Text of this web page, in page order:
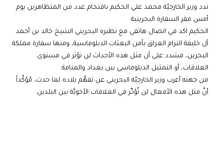
ندد وزير الخارجيّة محمد علي الحكيم باقتحام عدد من المتظاهرين يوم
أمس مقر السفارة البحرينية
الحكيم اكد في اتصال هاتفي مع نظيره البحريني الشيخ خالد بن أحمد
آل خليفة التزام العراق بأمن البعثات الدبلوماسية، ومنها سفارة مملكة
البحرين، مشدد على أن مثل هذه الأحداث لن تؤثر في مستوى
العلاقات، أو التمثيل الدبلوماسي بين بغداد والمنامة.
من جهته أعرب وزير الخارجيّة البحريني عن تفهُّم بلاده لما حدث، مُؤكّداً
أنَّ مثل هذه الأفعال لن تُؤثـِّر في العلاقات الأخويَّة بين البلدين